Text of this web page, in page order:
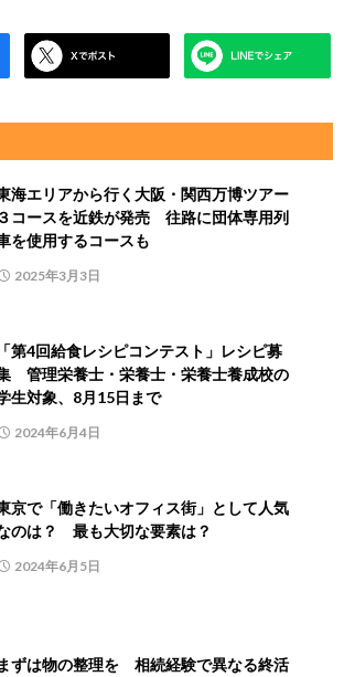
海エリアから行く大阪・関西万博ツアー
３コースを近鉄が発売 往路に団体専用列
を使用するコースも
2025年3月3日
「第4回給食レシピコンテスト」レシピ募
管理栄養士・栄養士・栄養士養成校の
生対象、8月15日まで
2024年6月4日
京で「働きたいオフィス街」として人気
のは？ 最も大切な要素は？
2024年6月5日
まずは物の整理を 相続経験で異なる終活